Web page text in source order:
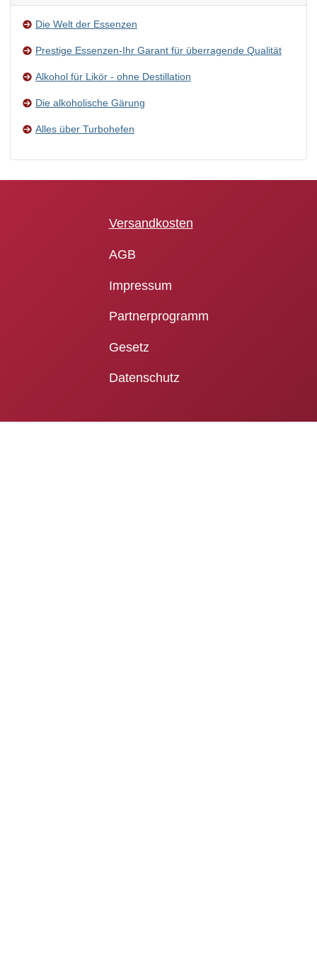
Die Welt der Essenzen
Prestige Essenzen-Ihr Garant für überragende Qualität
Alkohol für Likör - ohne Destillation
Die alkoholische Gärung
Alles über Turbohefen
Versandkosten
AGB
Impressum
Partnerprogramm
Gesetz
Datenschutz